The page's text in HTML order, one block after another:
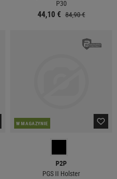
P30
44,10 € 84,90 €
W MAGAZYNIE
P2P
PGS II Holster